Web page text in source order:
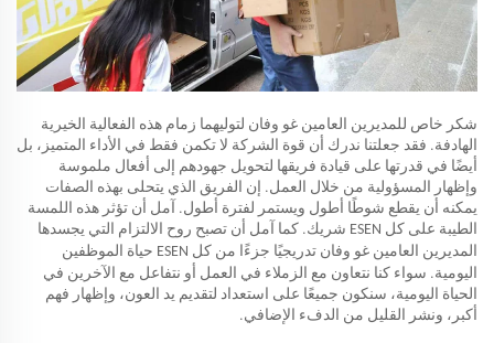
شكر خاص للمديرين العامين غو وفان لتوليهما زمام هذه الفعالية الخيرية
الهادفة. فقد جعلتنا ندرك أن قوة الشركة لا تكمن فقط في الأداء المتميز، بل
أيضًا في قدرتها على قيادة فريقها لتحويل جهودهم إلى أفعال ملموسة
وإظهار المسؤولية من خلال العمل. إن الفريق الذي يتحلى بهذه الصفات
يمكنه أن يقطع شوطًا أطول ويستمر لفترة أطول. آمل أن تؤثر هذه اللمسة
الطيبة على كل ESEN شريك. كما آمل أن تصبح روح الالتزام التي يجسدها
المديرين العامين غو وفان تدريجيًا جزءًا من كل ESEN حياة الموظفين
اليومية. سواء كنا نتعاون مع الزملاء في العمل أو نتفاعل مع الآخرين في
الحياة اليومية، سنكون جميعًا على استعداد لتقديم يد العون، وإظهار فهم
أكبر، ونشر القليل من الدفء الإضافي.